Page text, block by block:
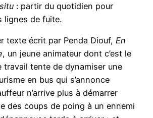
: partir du quotidien pour
lignes de fuite.
texte écrit par Penda Diouf, En
, un jeune animateur dont c’est le
travail tente de dynamiser une
en bus qui s’annonce
n’arrive plus à démarrer
des coups de poing à un ennemi